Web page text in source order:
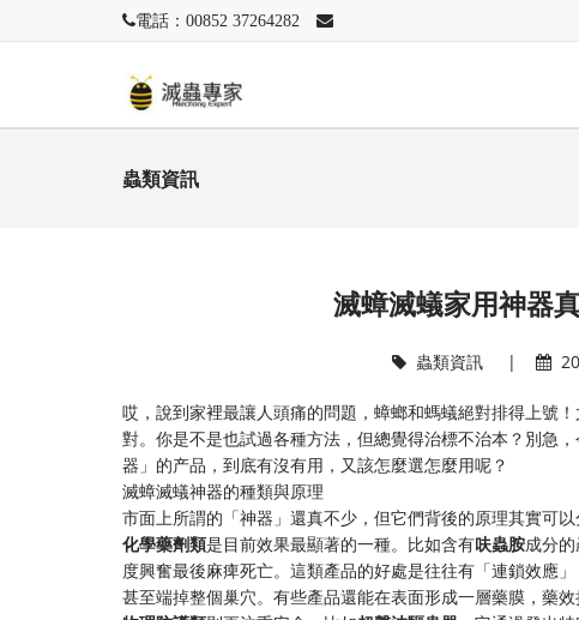
電話：00852 37264282
蟲類資訊
滅蟑滅蟻家用神器
蟲類資訊 |
哎，說到家裡最讓人頭痛的問題，蟑螂和螞蟻絕對排得上號
對。你是不是也試過各種方法，但總覺得治標不治本？別急，
器」的产品，到底有沒有用，又該怎麼選怎麼用呢？
滅蟑滅蟻神器的種類與原理
市面上所謂的「神器」還真不少，但它們背後的原理其實可
​化學藥劑類​​是目前效果最顯著的一種。比如含有​​呋蟲胺​成分
度興奮最後麻痺死亡。這類產品的好處是往往有「連鎖效應
甚至端掉整個巢穴。有些產品還能在表面形成一層藥膜，藥效